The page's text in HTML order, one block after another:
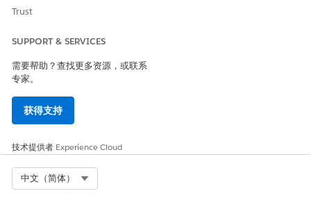
Trust
SUPPORT & SERVICES
需要帮助？查找更多资源，或联系
专家。
获得支持
技术提供者 Experience Cloud
中文（简体）